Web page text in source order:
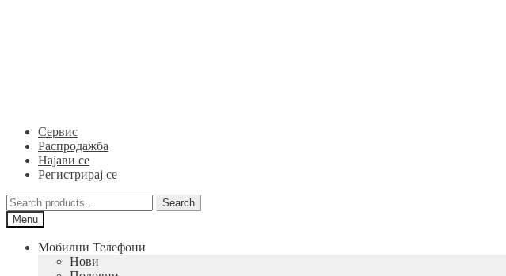
Сервис
Распродажба
Најави се
Регистрирај се
Search
for:
Search
Menu
Мобилни Телефони
Нови